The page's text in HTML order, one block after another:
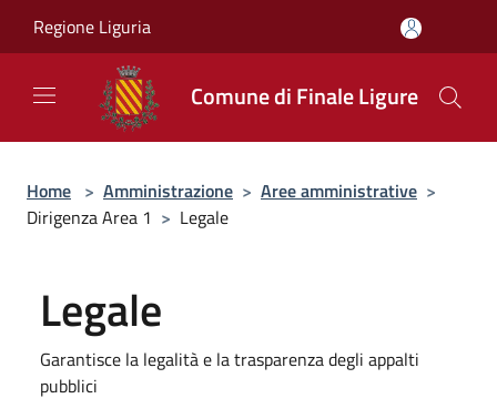
Regione Liguria
Comune di Finale Ligure
Home > Amministrazione > Aree amministrative >
Dirigenza Area 1 > Legale
Legale
Garantisce la legalità e la trasparenza degli appalti
pubblici